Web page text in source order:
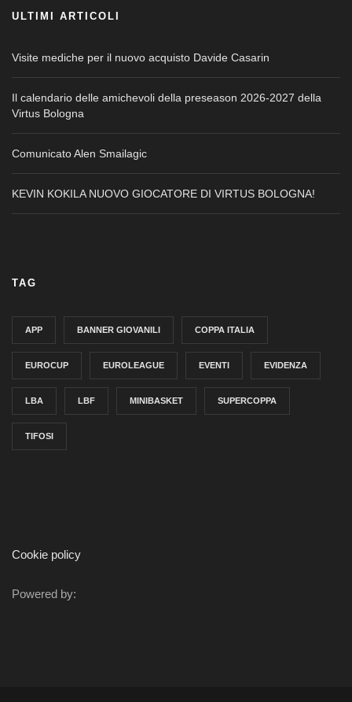
ULTIMI ARTICOLI
Visite mediche per il nuovo acquisto Davide Casarin
Il calendario delle amichevoli della preseason 2026-2027 della
Virtus Bologna
Comunicato Alen Smailagic
KEVIN KOKILA NUOVO GIOCATORE DI VIRTUS BOLOGNA!
TAG
APP BANNER GIOVANILI COPPA ITALIA
EUROCUP EUROLEAGUE EVENTI EVIDENZA
LBA LBF MINIBASKET SUPERCOPPA
TIFOSI
Cookie policy
Powered by: